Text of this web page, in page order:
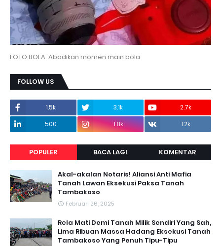
FOTO BOLA. Abadikan momen main bola
FOLLOW US
1.5k 3.1k
2.7k
500
1.8k 1.2k
POPULER BACA LAGI KOMENTAR
Akal-akalan Notaris! Aliansi Anti Mafia
Tanah Lawan Eksekusi Paksa Tanah
Tambakoso
Februari 26, 2025
Rela Mati Demi Tanah Milik Sendiri Yang Sah,
Lima Ribuan Massa Hadang Eksekusi Tanah
Tambakoso Yang Penuh Tipu-Tipu